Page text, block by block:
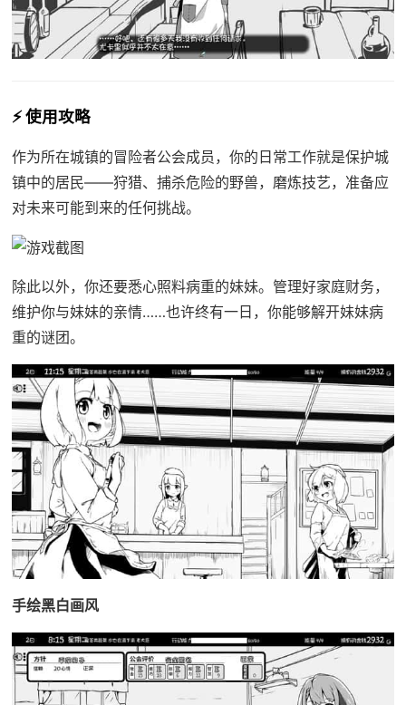
⚡ 使用攻略
作为所在城镇的冒险者公会成员，你的日常工作就是保护城
镇中的居民——狩猎、捕杀危险的野兽，磨炼技艺，准备应
对未来可能到来的任何挑战。
除此以外，你还要悉心照料病重的妹妹。管理好家庭财务，
维护你与妹妹的亲情……也许终有一日，你能够解开妹妹病
重的谜团。
手绘黑白画风